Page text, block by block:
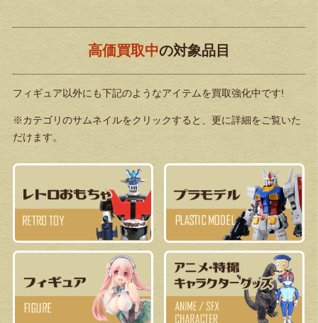
高価買取中の対象品目
フィギュア以外にも下記のようなアイテムを買取強化中です!
※カテゴリのサムネイルをクリックすると、更に詳細をご覧いた
だけます。